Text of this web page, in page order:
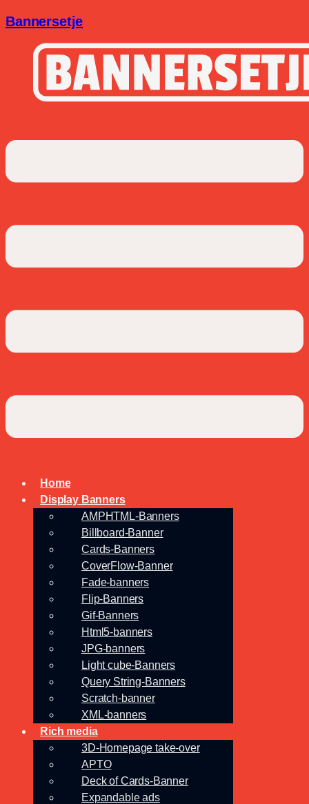
Bannersetje
Home
Display Banners
AMPHTML-Banners
Billboard-Banner
Cards-Banners
CoverFlow-Banner
Fade-banners
Flip-Banners
Gif-Banners
Html5-banners
JPG-banners
Light cube-Banners
Query String-Banners
Scratch-banner
XML-banners
Rich media
3D-Homepage take-over
APTO
Deck of Cards-Banner
Expandable ads